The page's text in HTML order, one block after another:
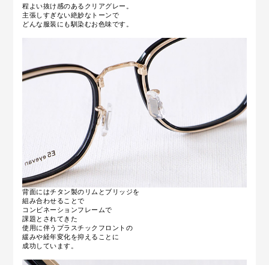
程よい抜け感のあるクリアグレー。
主張しすぎない絶妙なトーンで
どんな服装にも馴染むお色味です。
背面にはチタン製のリムとブリッジを
組み合わせることで
コンビネーションフレームで
課題とされてきた
使用に伴うプラスチックフロントの
緩みや経年変化を抑えることに
成功しています。